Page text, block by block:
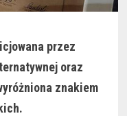
przez
oraz
znakiem